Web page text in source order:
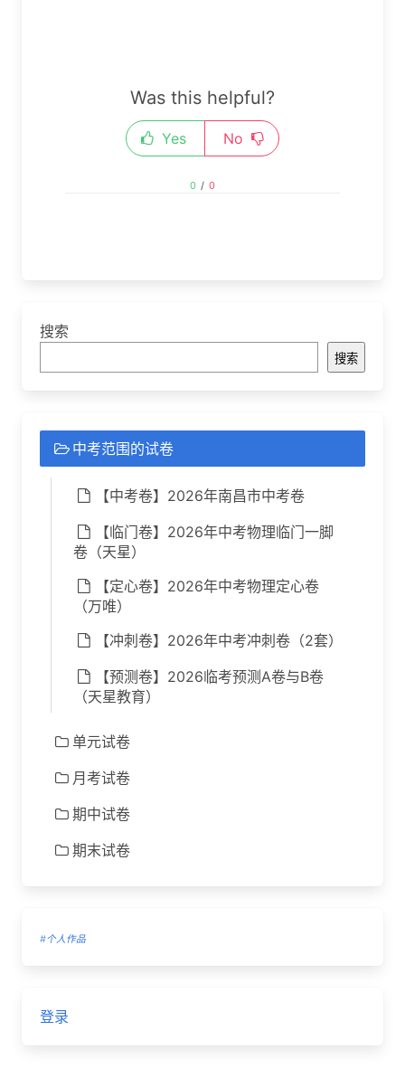
Was this helpful?
Yes No
0 / 0
搜索
搜索
中考范围的试卷
【中考卷】2026年南昌市中考卷
【临门卷】2026年中考物理临门一脚
卷（天星）
【定心卷】2026年中考物理定心卷
（万唯）
【冲刺卷】2026年中考冲刺卷（2套）
【预测卷】2026临考预测A卷与B卷
（天星教育）
单元试卷
月考试卷
期中试卷
期末试卷
#个人作品
登录